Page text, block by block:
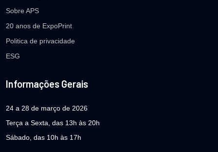
Sobre APS
20 anos de ExpoPrint
Politica de privacidade
ESG
Informações Gerais
24 a 28 de março de 2026
Terça a Sexta, das 13h às 20h
Sábado, das 10h às 17h